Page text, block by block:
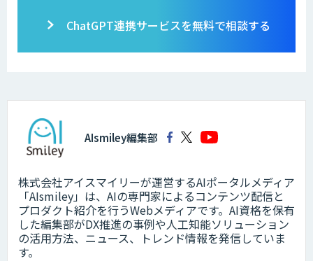
ChatGPT連携サービスを無料で相談する
AIsmiley編集部
株式会社アイスマイリーが運営するAIポータルメディア
「AIsmiley」は、AIの専門家によるコンテンツ配信と
プロダクト紹介を行うWebメディアです。AI資格を保有
した編集部がDX推進の事例や人工知能ソリューション
の活用方法、ニュース、トレンド情報を発信していま
す。